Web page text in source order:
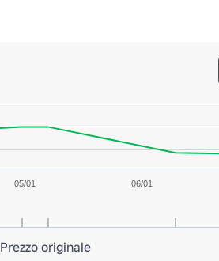
05/01 06/01
Prezzo originale